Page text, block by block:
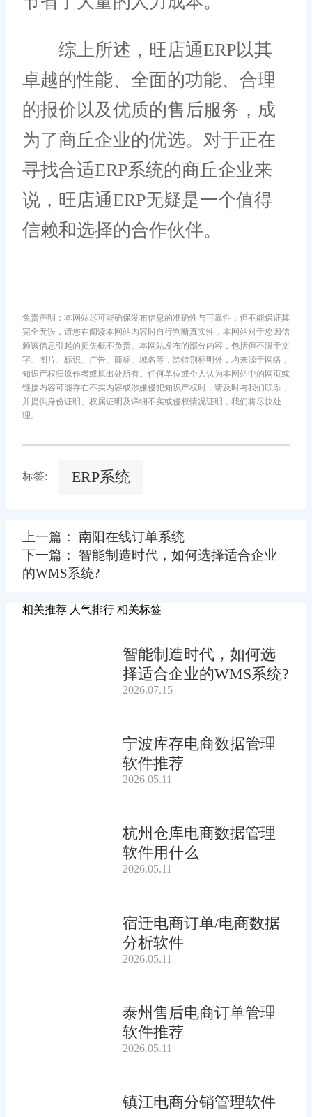
综上所述，旺店通ERP以其
卓越的性能、全面的功能、合理
的报价以及优质的售后服务，成
为了商丘企业的优选。对于正在
寻找合适ERP系统的商丘企业来
说，旺店通ERP无疑是一个值得
信赖和选择的合作伙伴。
免责声明：本网站尽可能确保发布信息的准确性与可靠性，但不能保证其
完全无误，请您在阅读本网站内容时自行判断真实性，本网站对于您因信
赖该信息引起的损失概不负责。本网站发布的部分内容，包括但不限于文
字、图片、标识、广告、商标、域名等，除特别标明外，均来源于网络，
知识产权归原作者或原出处所有。任何单位或个人认为本网站中的网页或
链接内容可能存在不实内容或涉嫌侵犯知识产权时，请及时与我们联系，
并提供身份证明、权属证明及详细不实或侵权情况证明，我们将尽快处
理。
标签: ERP系统
上一篇： 南阳在线订单系统
下一篇： 智能制造时代，如何选择适合企业
的WMS系统?
相关推荐 人气排行 相关标签
智能制造时代，如何选
择适合企业的WMS系统?
2026.07.15
宁波库存电商数据管理
软件推荐
2026.05.11
杭州仓库电商数据管理
软件用什么
2026.05.11
宿迁电商订单/电商数据
分析软件
2026.05.11
泰州售后电商订单管理
软件推荐
2026.05.11
镇江电商分销管理软件